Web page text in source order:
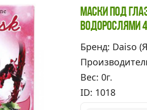
Маски Под
Водорослями
Бренд: Daiso
Вес: 0г.
ID: 1018